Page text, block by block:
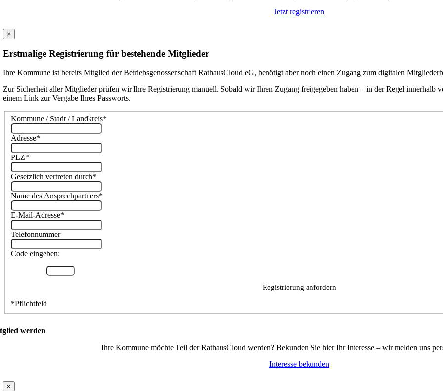
Jetzt registrieren
×
Erstmalige Registrierung für bestehende Mitglieder
Ihre Kommune ist bereits Mitglied der Betriebsgenossenschaft RathausCloud eG, benötigt aber noch einen Zugang zum digitalen
Zur Sicherheit aller Mitglieder prüfen wir Ihre Registrierung manuell. Sobald wir Ihren Zugang freigegeben haben – in der Regel innerhalb
einem Link zur Vergabe Ihres Passworts.
Kommune / Stadt / Landkreis*
Adresse*
PLZ*
Gesetzlich vertreten durch*
Name des Ansprechpartners*
E-Mail-Adresse*
Telefonnummer
Code eingeben:
*Pflichtfeld
werden
Ihre Kommune möchte Teil der RathausCloud werden? Bekunden Sie hier Ihr Interesse – wir melden uns
Interesse bekunden
×